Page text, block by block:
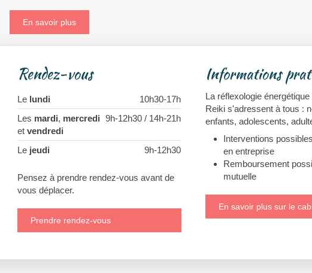
En savoir plus
Rendez-vous
Le lundi
10h30-17h
Les mardi, mercredi
etvendredi
9h-12h30 / 14h-21h
Le jeudi 9h-12h30
Pensez à prendre rendez-vous avant de
vous déplacer.
Prendre rendez-vous
Informations
La réflexologie
Reiki s'adressent à tous :
enfants, adolescents,
Interventions
en entreprise
Remboursement
mutuelle
En savoir plus sur le